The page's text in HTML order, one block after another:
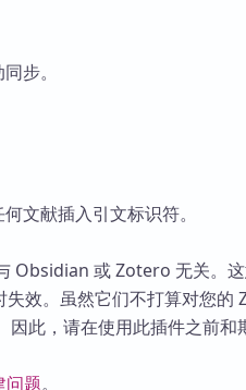
步。
文献插入引文标识符。
Obsidian 或 Zotero 无关。
效。虽然它们不打算对您的
此，请在使用此插件之前和
问题。